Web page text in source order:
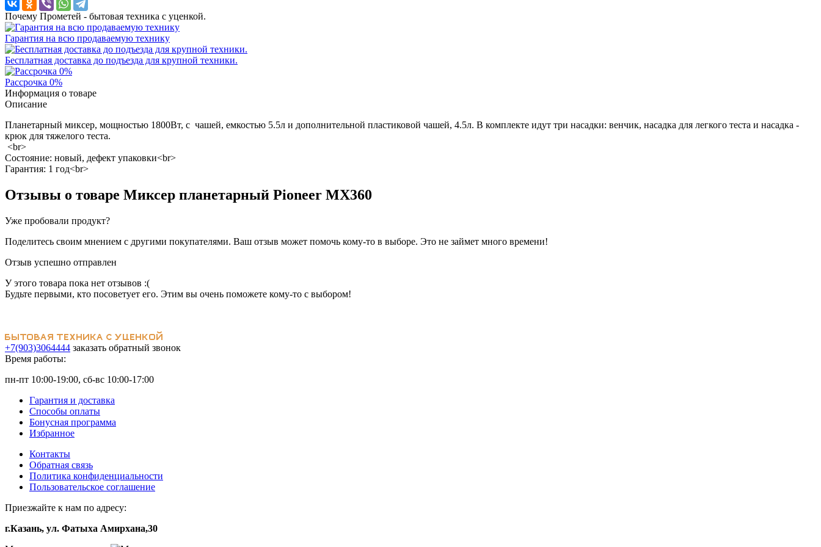
Почему Прометей - бытовая техника с уценкой.
Гарантия на всю продаваемую технику
Бесплатная доставка до подъезда для крупной техники.
Рассрочка 0%
Информация о товаре
Описание
Планетарный миксер, мощностью 1800Вт, с чашей, емкостью 5.5л и дополнительной пластиковой чашей, 4.5л. В комплекте идут три насадки: венчик, насадка для легкого теста и насадка -
крюк для тяжелого теста.
<br>
Состояние: новый, дефект упаковки<br>
Гарантия: 1 год<br>
Отзывы о товаре Миксер планетарный Pioneer MX360
Уже пробовали продукт?
Поделитесь своим мнением с другими покупателями. Ваш отзыв может помочь кому-то в выборе. Это не займет много времени!
Отзыв успешно отправлен
У этого товара пока нет отзывов :(
Будьте первыми, кто посоветует его. Этим вы очень поможете кому-то с выбором!
+7(903)3064444 заказать обратный звонок
Время работы:
пн-пт 10:00-19:00, сб-вс 10:00-17:00
Гарантия и доставка
Способы оплаты
Бонусная программа
Избранное
Контакты
Обратная связь
Политика конфиденциальности
Пользовательское соглашение
Приезжайте к нам по адресу:
г.Казань, ул. Фатыха Амирхана,30